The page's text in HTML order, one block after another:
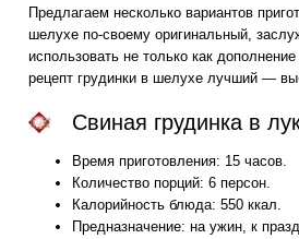
Предлагаем несколько вариантов
шелухе по-своему оригинальный,
использовать не только как
рецепт грудинки в шелухе лучший —
Свиная грудинка в
Время приготовления: 15 часов.
Количество порций: 6 персон.
Калорийность блюда: 550 ккал.
Предназначение: на ужин, к